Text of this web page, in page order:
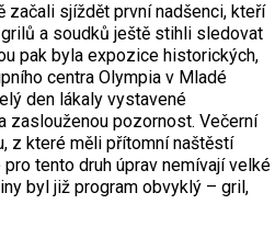
začali sjíždět první nadšenci, kteří
a soudků ještě stihli sledovat
pak byla expozice historických,
centra Olympia v Mladé
den lákaly vystavené
zaslouženou pozornost. Večerní
z které měli přítomní naštěstí
tento druh úprav nemívají velké
byl již program obvyklý – gril,